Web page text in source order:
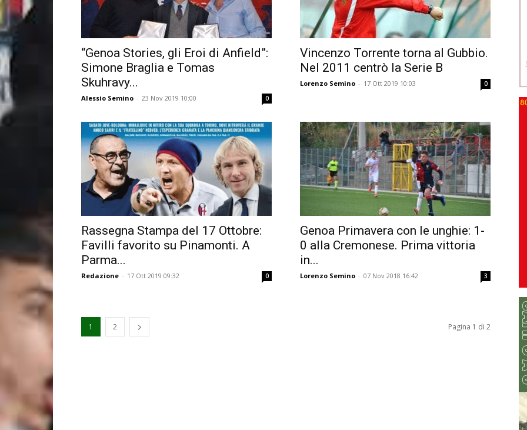
“Genoa Stories, gli Eroi di Anfield”:
Simone Braglia e Tomas
Skuhravy...
Alessio Semino - 23 Nov 2019 10:00 0
Vincenzo Torrente torna al Gubbio.
Nel 2011 centrò la Serie B
Lorenzo Semino - 17 Ott 2019 10:03 0
Rassegna Stampa del 17 Ottobre:
Favilli favorito su Pinamonti. A
Parma...
Redazione - 17 Ott 2019 09:32 0
Genoa Primavera con le unghie: 1-
0 alla Cremonese. Prima vittoria
in...
Lorenzo Semino - 07 Nov 2018 16:42 3
1 2 Pagina 1 di 2